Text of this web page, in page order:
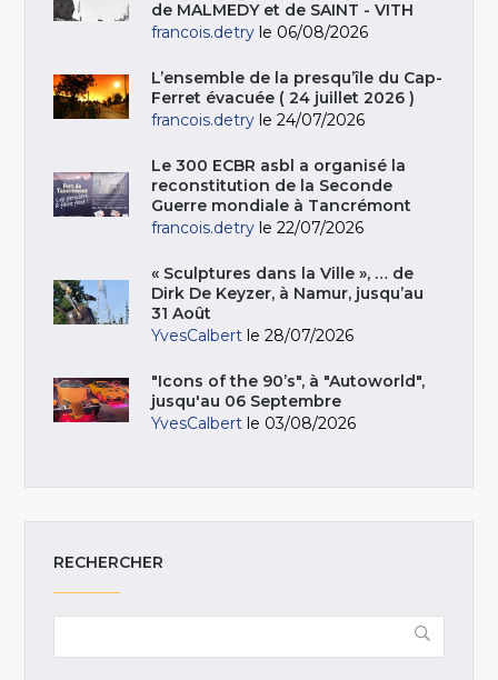
de MALMEDY et de SAINT - VITH
francois.detry le 06/08/2026
L’ensemble de la presqu’île du Cap-
Ferret évacuée ( 24 juillet 2026 )
francois.detry le 24/07/2026
Le 300 ECBR asbl a organisé la
reconstitution de la Seconde
Guerre mondiale à Tancrémont
francois.detry le 22/07/2026
« Sculptures dans la Ville », … de
Dirk De Keyzer, à Namur, jusqu’au
31 Août
YvesCalbert le 28/07/2026
"Icons of the 90’s", à "Autoworld",
jusqu'au 06 Septembre
YvesCalbert le 03/08/2026
RECHERCHER